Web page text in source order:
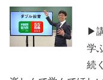
▶
学
続